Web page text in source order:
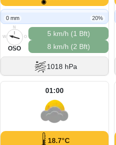
0 mm 20%
N
O
S
W
OSO
5 km/h (1 Bft)
8 km/h (2 Bft)
1018 hPa
01:00
18.7°C